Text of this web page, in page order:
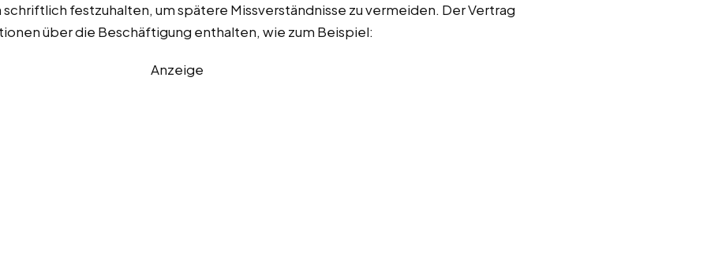
festzuhalten, um spätere Missverständnisse zu vermeiden. Der Vertrag
über die Beschäftigung enthalten, wie zum Beispiel:
Anzeige